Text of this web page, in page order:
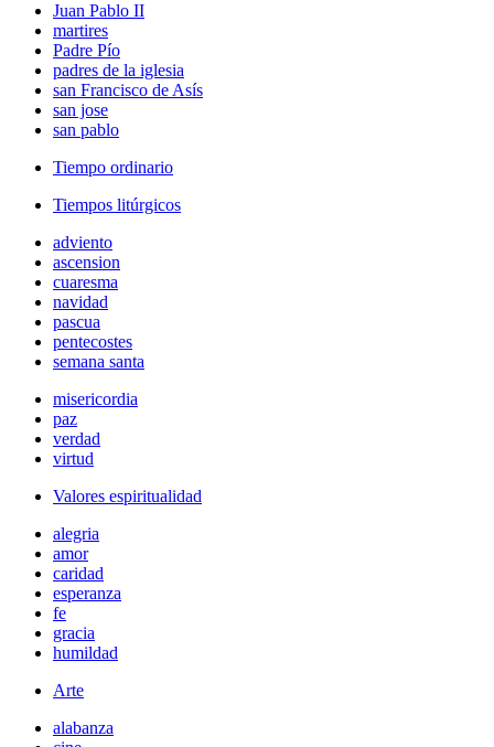
Juan Pablo II
martires
Padre Pío
padres de la iglesia
san Francisco de Asís
san jose
san pablo
Tiempo ordinario
Tiempos litúrgicos
adviento
ascension
cuaresma
navidad
pascua
pentecostes
semana santa
misericordia
paz
verdad
virtud
Valores espiritualidad
alegria
amor
caridad
esperanza
fe
gracia
humildad
Arte
alabanza